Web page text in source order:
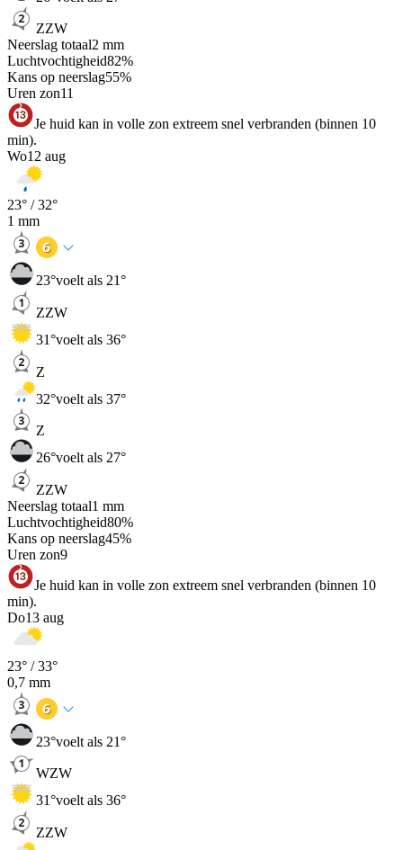
ZZW
Neerslag totaal2 mm
Luchtvochtigheid82%
Kans op neerslag55%
Uren zon11
Je huid kan in volle zon extreem snel verbranden (binnen 10
min).
Wo12 aug
23° /32°
1 mm
23°voelt als 21°
ZZW
31°voelt als 36°
Z
32°voelt als 37°
Z
26°voelt als 27°
ZZW
Neerslag totaal1 mm
Luchtvochtigheid80%
Kans op neerslag45%
Uren zon9
Je huid kan in volle zon extreem snel verbranden (binnen 10
min).
Do13 aug
23° /33°
0,7 mm
23°voelt als 21°
WZW
31°voelt als 36°
ZZW